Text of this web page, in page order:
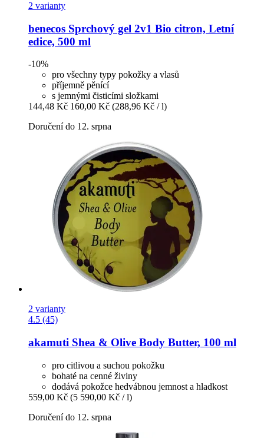
2 varianty
benecos Sprchový gel 2v1 Bio citron, Letní
edice, 500 ml
-10%
pro všechny typy pokožky a vlasů
příjemně pěnící
s jemnými čisticími složkami
144,48 Kč 160,00 Kč (288,96 Kč / l)
Doručení do 12. srpna
2 varianty
4.5 (45)
akamuti Shea & Olive Body Butter, 100 ml
pro citlivou a suchou pokožku
bohaté na cenné živiny
dodává pokožce hedvábnou jemnost a hladkost
559,00 Kč (5 590,00 Kč / l)
Doručení do 12. srpna